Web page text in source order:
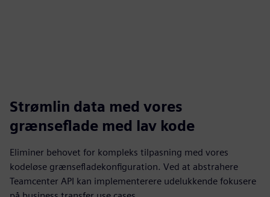
Strømlin data med vores
grænseflade med lav kode
Eliminer behovet for kompleks tilpasning med vores
kodeløse grænsefladekonfiguration. Ved at abstrahere
Teamcenter API kan implementerere udelukkende fokusere